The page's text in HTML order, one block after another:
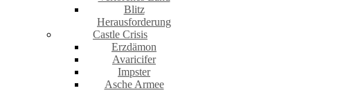
Blitz
Herausforderung
Castle Crisis
Erzdämon
Avaricifer
Impster
Asche Armee